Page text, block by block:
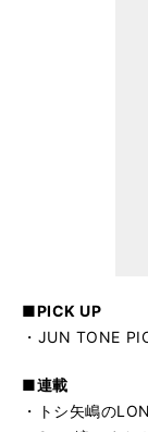
■PICK UP
・JUN TONE
■連載
・トシ矢嶋の